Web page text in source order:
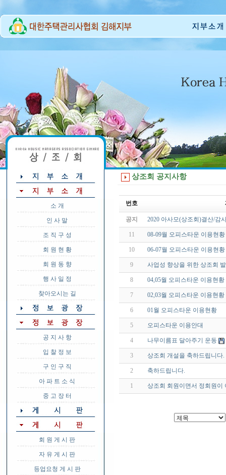
소 개
인 사 말
조 직 구 성
회 원 현 황
회 원 동 향
행 사 일 정
찾아오시는 길
공 지 사 항
입 찰 정 보
구 인 구 직
아 파 트 소 식
중 고 장 터
회 원 게 시 판
자 유 게 시 판
등업요청 게 시 판
상조회 공지사항
번호
공지 2020 아사모(상조회)결산/감
11 08-09월 오피스타운 이용현황
10 06-07월 오피스타운 이용현황
9 사업성 향상을 위한 상조회
8 04,05월 오피스타운 이용현황
7 02,03월 오피스타운 이용현황
6 01월 오피스타운 이용현황
5 오피스타운 이용안대
4 나무이름표 달아주기 운동
3 상조회 개설을 축하드립니다.
2 축하드립니다.
1 상조회 회원이면서 정회원이